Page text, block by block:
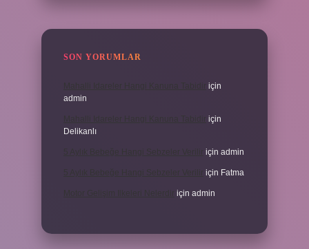
SON YORUMLAR
için
admin
için
Delikanlı
için admin
için Fatma
için admin